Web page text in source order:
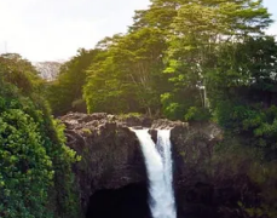
아웃도어 어드벤쳐 & 입장권
가이드 투어 (오아후,이웃섬)
기타 (스냅/셔틀)